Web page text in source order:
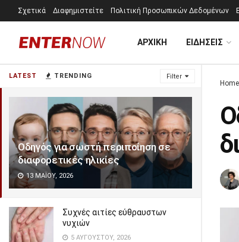
LATEST TRENDING Filter
Οδηγός για σωστή περιποίηση σε
διαφορετικές ηλικίες
13 ΜΑΪ́ΟΥ, 2026
Συχνές αιτίες εύθραυστων
νυχιών
5 ΑΥΓΟΎΣΤΟΥ, 2026
Σχετικά Διαφημιστείτε Πολιτική Προσωπικών Δεδομένων
ΑΡΧΙΚΗ ΕΙΔΗΣΕΙΣ
Home